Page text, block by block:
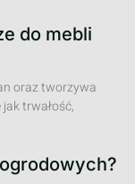
do mebli
oraz tworzywa
trwałość,